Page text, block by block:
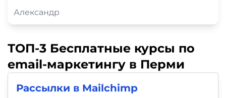
Александр
ТОП-3 Бесплатные курсы по
email-маркетингу в Перми
Рассылки в Mailchimp